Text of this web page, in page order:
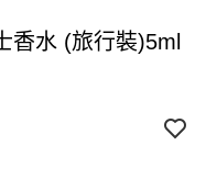
香水 (旅行裝)5ml